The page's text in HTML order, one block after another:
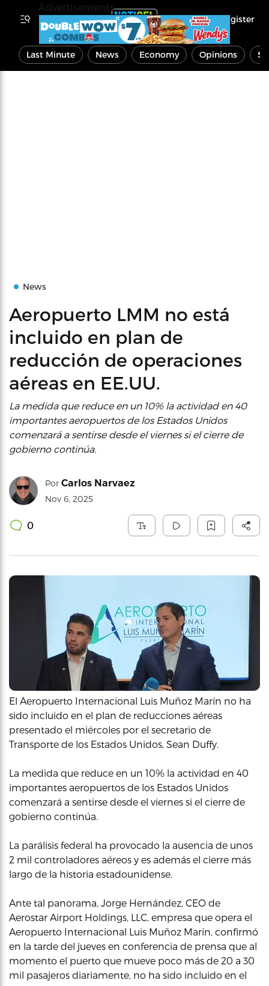
Register
Last Minute News Economy Opinions
News
Aeropuerto LMM no está
incluido en plan de
reducción de operaciones
aéreas en EE.UU.
La medida que reduce en un 10% la actividad en 40
importantes aeropuertos de los Estados Unidos
comenzará a sentirse desde el viernes si el cierre de
gobierno continúa.
Por Carlos Narvaez
Nov 6, 2025
0
El Aeropuerto Internacional Luis Muñoz Marín no ha
sido incluido en el plan de reducciones aéreas
presentado el miércoles por el secretario de
Transporte de los Estados Unidos, Sean Duffy.
La medida que reduce en un 10% la actividad en 40
importantes aeropuertos de los Estados Unidos
comenzará a sentirse desde el viernes si el cierre de
gobierno continúa.
La parálisis federal ha provocado la ausencia de unos
2 mil controladores aéreos y es además el cierre más
largo de la historia estadounidense.
Ante tal panorama, Jorge Hernández, CEO de
Aerostar Airport Holdings, LLC, empresa que opera el
Aeropuerto Internacional Luis Muñoz Marín, confirmó
en la tarde del jueves en conferencia de prensa que al
momento el puerto que mueve poco más de 20 a 30
mil pasajeros diariamente, no ha sido incluido en el
Advertisements